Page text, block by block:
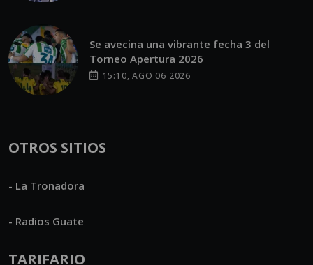
Se avecina una vibrante fecha 3 del
Torneo Apertura 2026
15:10, AGO 06 2026
OTROS SITIOS
- La Tronadora
- Radios Guate
TARIFARIO